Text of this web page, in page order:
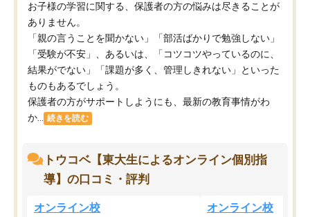
お子様の学習に関する、保護者の方の悩みは尽きることが
ありません。
「親の言うことを聞かない」「部活ばかりで勉強しない」
「受験が不安」、あるいは、「コツコツやっているのに、
結果がでない」「課題が多く、管理しきれない」といった
ものもあるでしょう。
保護者の方がサポートしようにも、最新の教育事情がわ
か...
続きを読む
トウコベ【東大生によるオンライン個別指
導】の口コミ・評判
オンライン校 オンライン校